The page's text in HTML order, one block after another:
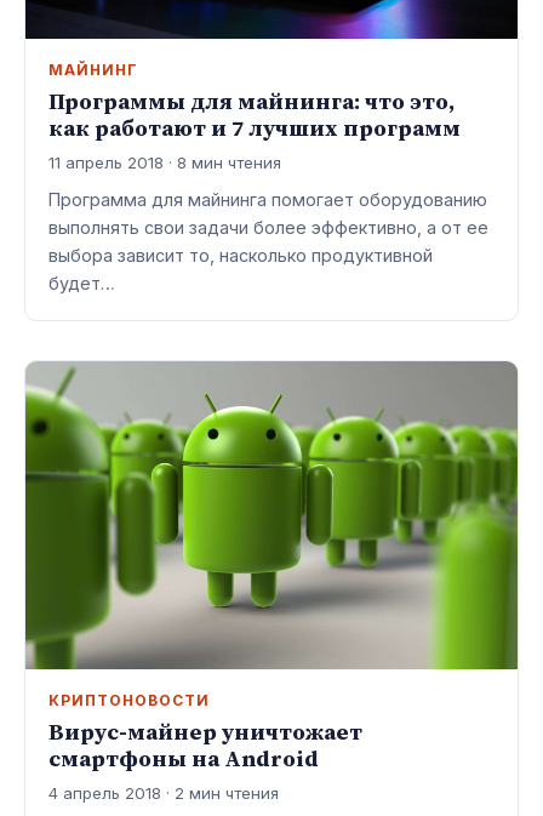
МАЙНИНГ
Программы для майнинга: что это,
как работают и 7 лучших программ
11 апрель 2018 · 8 мин чтения
Программа для майнинга помогает оборудованию
выполнять свои задачи более эффективно, а от ее
выбора зависит то, насколько продуктивной
будет…
КРИПТОНОВОСТИ
Вирус-майнер уничтожает
смартфоны на Android
4 апрель 2018 · 2 мин чтения